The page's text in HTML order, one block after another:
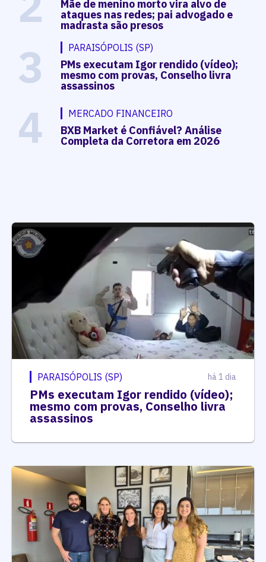
Mãe de menino morto vira alvo de
ataques nas redes; pai advogado e
madrasta são presos
3 PARAISÓPOLIS (SP)
PMs executam Igor rendido (vídeo);
mesmo com provas, Conselho livra
assassinos
4 MERCADO FINANCEIRO
BXB Market é Confiável? Análise
Completa da Corretora em 2026
PARAISÓPOLIS (SP) há 1 dia
PMs executam Igor rendido (vídeo);
mesmo com provas, Conselho livra
assassinos